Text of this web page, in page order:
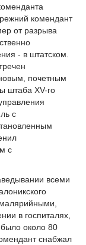
комендант
от разрыва
- в штатском.
почетным
штаба ХV-го
с
с
всеми
в госпиталях,
около 80
снабжал